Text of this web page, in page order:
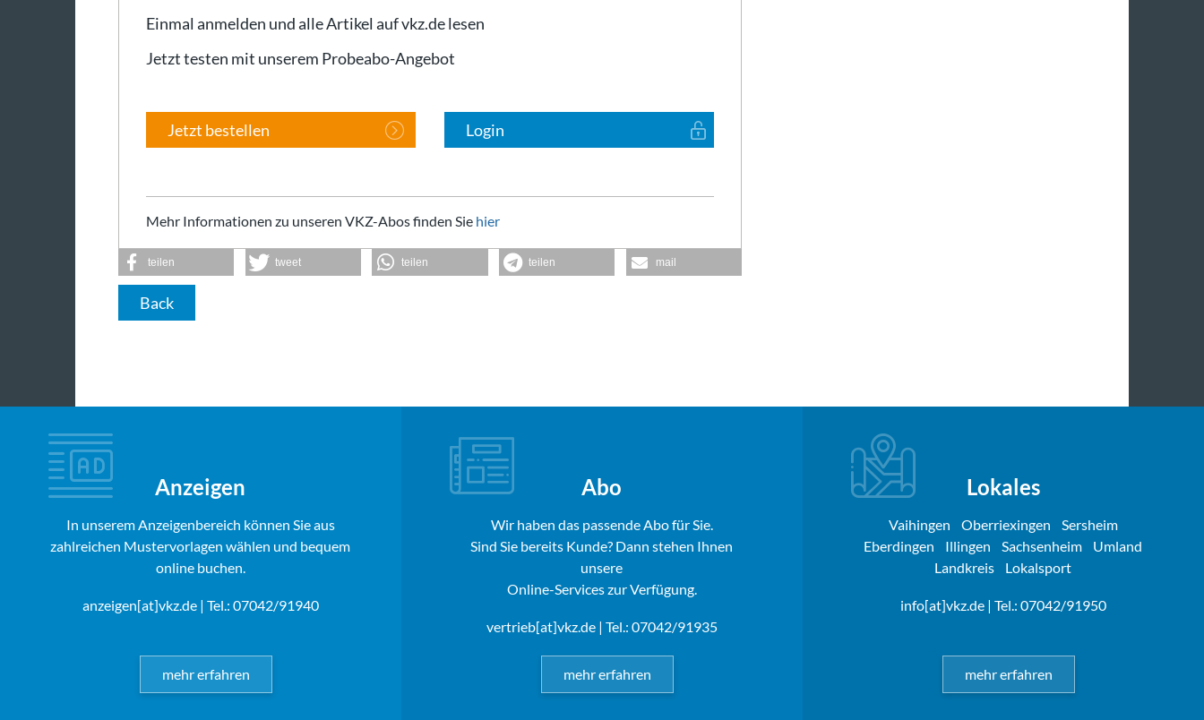
Einmal anmelden und alle Artikel auf vkz.de lesen
Jetzt testen mit unserem Probeabo-Angebot
Jetzt bestellen Login
Mehr Informationen zu unseren VKZ-Abos finden Sie hier
teilen tweet teilen teilen mail
Back
Anzeigen
In unserem Anzeigenbereich können Sie aus
zahlreichen Mustervorlagen wählen und bequem
online buchen.
anzeigen[at]vkz.de| Tel.: 07042/91940
mehr erfahren
Abo
Wir haben das passende Abo für Sie.
Sind Sie bereits Kunde? Dann stehen Ihnen
unsere
Online-Services zur Verfügung.
vertrieb[at]vkz.de| Tel.: 07042/91935
mehr erfahren
Lokales
Vaihingen Oberriexingen
Sersheim
Eberdingen
Illingen Sachsenheim
Umland
Landkreis
Lokalsport
info[at]vkz.de| Tel.: 07042/91950
mehr erfahren